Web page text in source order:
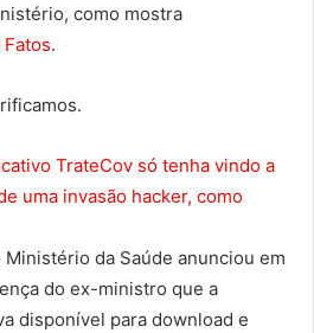
como mostra
.
TrateCov só tenha vindo a
uma invasão hacker, como
da Saúde anunciou em
do ex-ministro que a
disponível para download e